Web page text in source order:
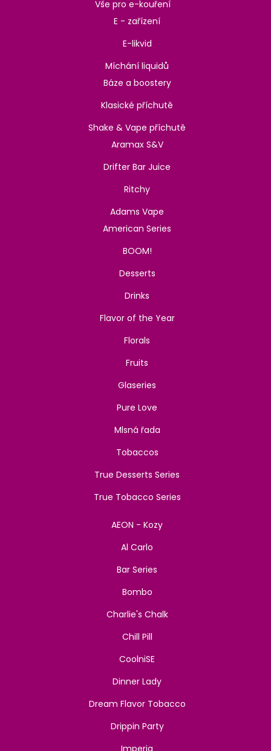
Vše pro e-kouření
E - zařízení
E-likvid
Míchání liquidů
Báze a boostery
Klasické příchutě
Shake & Vape příchutě
Aramax S&V
Drifter Bar Juice
Ritchy
Adams Vape
American Series
BOOM!
Desserts
Drinks
Flavor of the Year
Florals
Fruits
Glaseries
Pure Love
Mlsná řada
Tobaccos
True Desserts Series
True Tobacco Series
AEON - Kozy
Al Carlo
Bar Series
Bombo
Charlie's Chalk
Chill Pill
CoolniSE
Dinner Lady
Dream Flavor Tobacco
Drippin Party
Imperia